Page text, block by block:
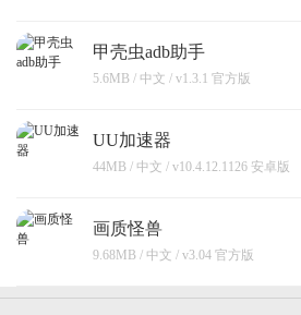
甲壳虫adb助手
5.6MB / 中文 / v1.3.1 官方版
UU加速器
44MB / 中文 / v10.4.12.1126 安卓版
画质怪兽
9.68MB / 中文 / v3.04 官方版